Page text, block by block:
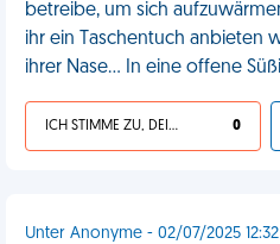
betreibe, um sich
ihr ein Taschentuch anbieten
ihrer Nase... In eine offene
ICH STIMME ZU, DEIN LEBEN IST SCHEISSE 0
Unter Anonyme - 02/07/2025 12:32